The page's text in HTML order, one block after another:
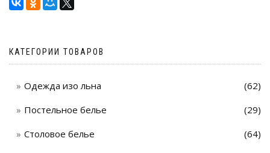
КАТЕГОРИИ ТОВАРОВ
Одежда изо льна (62)
Постельное белье (29)
Столовое белье (64)